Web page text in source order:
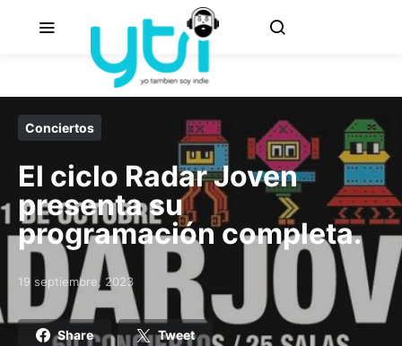
Conciertos
El ciclo Radar Joven
presenta su
programación completa.
Posted on
19 septiembre, 2023
Share Tweet